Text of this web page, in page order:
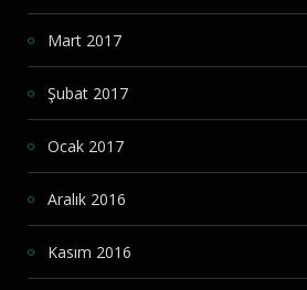
Mart 2017
Şubat 2017
Ocak 2017
Aralık 2016
Kasım 2016